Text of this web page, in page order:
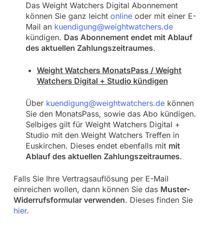
Das Weight Watchers Digital Abonnement
können Sie ganz leicht onlineoder mit einer E-
Mail an kuendigung@weightwatchers.de
kündigen. Das Abonnement endet mit Ablauf
des aktuellen Zahlungszeitraumes.
Weight Watchers MonatsPass / Weight
Watchers Digital + Studio kündigen
Über kuendigung@weightwatchers.dekönnen
Sie den MonatsPass, sowie das Abo kündigen.
Selbiges gilt für Weight Watchers Digital +
Studio mit den Weight Watchers Treffen in
Euskirchen. Dieses endet ebenfalls mit mit
Ablauf des aktuellen Zahlungszeitraumes.
Falls Sie Ihre Vertragsauflösung per E-Mail
einreichen wollen, dann können Sie das Muster-
Widerrufsformular verwenden. Dieses finden Sie
hier.